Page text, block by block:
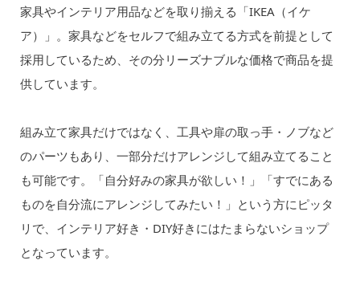
家具やインテリア用品などを取り揃える「IKEA（イケ
ア）」。家具などをセルフで組み立てる方式を前提として
採用しているため、その分リーズナブルな価格で商品を提
供しています。
組み立て家具だけではなく、工具や扉の取っ手・ノブなど
のパーツもあり、一部分だけアレンジして組み立てること
も可能です。「自分好みの家具が欲しい！」「すでにある
ものを自分流にアレンジしてみたい！」という方にピッタ
リで、インテリア好き・DIY好きにはたまらないショップ
となっています。